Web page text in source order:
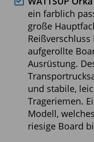
ein farblich
große
aufgerollte
Ausrüstung.
und stabile,
Trageriemen.
Modell,
riesige Board